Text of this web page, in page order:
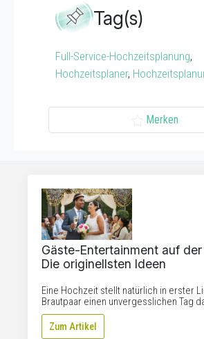
Tag(s)
Full-Service-Hochzeitsplanung,
Hochzeitsplaner,
Merken
Gäste-Entertainment auf
Die originellsten Ideen
Eine Hochzeit stellt natürlich in erster
Brautpaar einen unvergesslichen Tag
Zum Artikel